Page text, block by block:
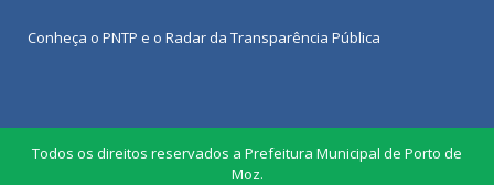
Conheça o PNTP e o Radar da Transparência Pública
Todos os direitos reservados a Prefeitura Municipal de Porto de
Moz.